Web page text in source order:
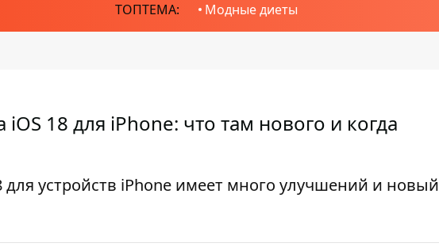
ТОПТЕМА: Модные диеты
18 для iPhone: что там нового и когда
для устройств iPhone имеет много улучшений и новый